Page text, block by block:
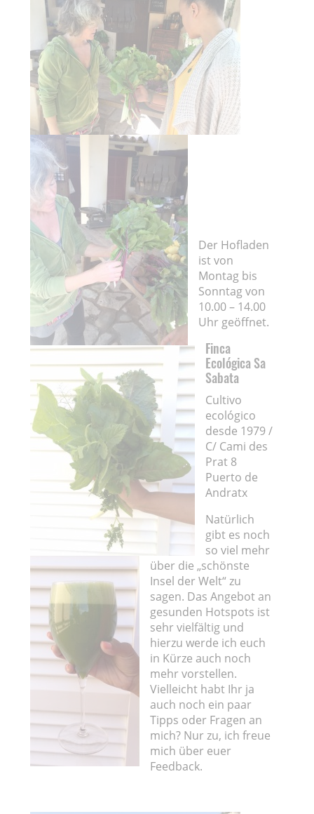
Der Hofladen
ist von
Montag bis
Sonntag von
10.00 – 14.00
Uhr geöffnet.
Finca
Ecológica Sa
Sabata
Cultivo
ecológico
desde 1979 /
C/ Cami des
Prat 8
Puerto de
Andratx
Natürlich
gibt es noch
so viel mehr
über die „schönste
Insel der Welt“ zu
sagen. Das Angebot an
gesunden Hotspots ist
sehr vielfältig und
hierzu werde ich euch
in Kürze auch noch
mehr vorstellen.
Vielleicht habt Ihr ja
auch noch ein paar
Tipps oder Fragen an
mich? Nur zu, ich freue
mich über euer
Feedback.